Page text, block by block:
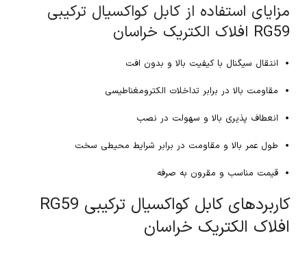
مزایای استفاده از کابل کواکسیال ترکیبی
RG59 افلاک الکتریک خراسان
انتقال سیگنال با کیفیت بالا و بدون افت
مقاومت بالا در برابر تداخلات الکترومغناطیسی
انعطاف پذیری بالا و سهولت در نصب
طول عمر بالا و مقاومت در برابر شرایط محیطی سخت
قیمت مناسب و مقرون به صرفه
کاربردهای کابل کواکسیال ترکیبی RG59
افلاک الکتریک خراسان